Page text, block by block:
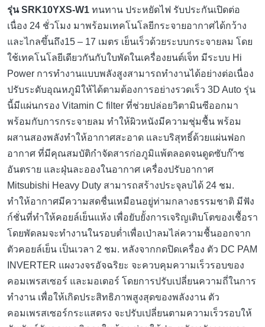
รุ่น SRK10YXS-W1 ทนทาน ประหยัดไฟ รับประกันเปิดต่อ
เนื่อง 24 ชั่วโมง มาพร้อมเทคโนโลยีกระจายอากาศได้กว้าง
และไกลขึ้นถึง15 – 17 เมตร เย็นเร็วด้วยระบบกระจายลม โดย
ใช้เทคโนโลยีเดียวกันกับใบพัดในเครื่องยนต์เจ็ท มีระบบ Hi
Power การทำงานแบบพลังสูงสามารถทำงานได้อย่างต่อเนื่อง
ปรับระดับอุณหภูมิให้ได้ตามต้องการอย่างรวดเร็ว 3D Auto รุ่น
นี้มีแผ่นกรอง Vitamin C filter ที่ช่วยปล่อยวิตามินซีออกมา
พร้อมกับการกระจายลม ทำให้ผิวหนังมีความชุ่มชื้น พร้อม
ผสานสองพลังทำให้อากาศสะอาด และบริสุทธิ์ด้วยแผ่นฟอก
อากาศ ที่มีคุณสมบัติกำจัดสารก่อภูมิแพ้ตลอดจนดูดซับก๊าซ
อันตราย และฝุ่นละอองในอากาศ เครื่องปรับอากาศ
Mitsubishi Heavy Duty สามารถสร้างประจุลบได้ 24 ชม.
ทำให้อากาศมีความสดชื่นเหมือนอยู่ท่ามกลางธรรมชาติ มีฟัง
ก์ชั่นที่ทำให้คอยล์เย็นแห้ง เพื่อยับยั้งการเจริญเติบโตของเชื้อรา
โดยพัดลมจะทำงานในรอบต่ำเพื่อเป่าลมไล่ความชื้นออกจาก
ตัวคอยล์เย็น เป็นเวลา 2 ชม. หลังจากกดปิดเครื่อง ตัว DC PAM
INVERTER แผงวงจรอัจฉริยะ จะควบคุมความเร็วรอบของ
คอมเพรสเซอร์ และมอเตอร์ โดยการปรับเปลี่ยนความถี่ในการ
ทำงาน เพื่อให้เกิดประสิทธิภาพสูงสุดของพลังงาน ตัว
คอมเพรสเซอร์กระแสตรง จะปรับเปลี่ยนตามความเร็วรอบให้